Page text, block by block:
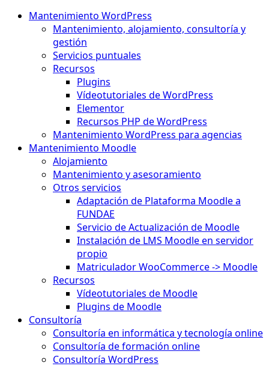
Mantenimiento WordPress
Mantenimiento, alojamiento, consultoría y
gestión
Servicios puntuales
Recursos
Plugins
Vídeotutoriales de WordPress
Elementor
Recursos PHP de WordPress
Mantenimiento WordPress para agencias
Mantenimiento Moodle
Alojamiento
Mantenimiento y asesoramiento
Otros servicios
Adaptación de Plataforma Moodle a
FUNDAE
Servicio de Actualización de Moodle
Instalación de LMS Moodle en servidor
propio
Matriculador WooCommerce -> Moodle
Recursos
Vídeotutoriales de Moodle
Plugins de Moodle
Consultoría
Consultoría en informática y tecnología online
Consultoría de formación online
Consultoría WordPress